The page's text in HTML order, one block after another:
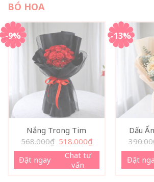
BÓ HOA
-9%
Nắng Trong Tim
568.000₫ Giá
gốc
là:
568.000₫.
518.000₫Giá
hiện
tại
518.000₫.
Đặt ngay
Chat tư
vấn
-13%
Dấu
Đặt